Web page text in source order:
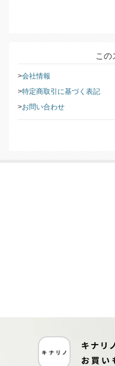
この
会社情報
特定商取引に基づく表記
お問い合わせ